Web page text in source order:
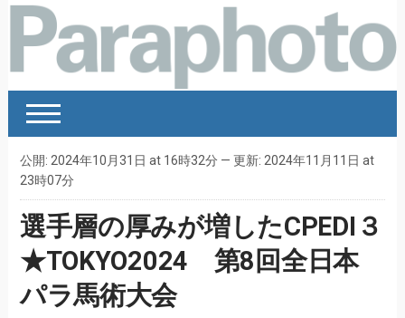
公開: 2024年10月31日 at 16時32分 — 更新: 2024年11月11日 at
23時07分
選手層の厚みが増したCPEDI３
★TOKYO2024 第8回全日本
パラ馬術大会